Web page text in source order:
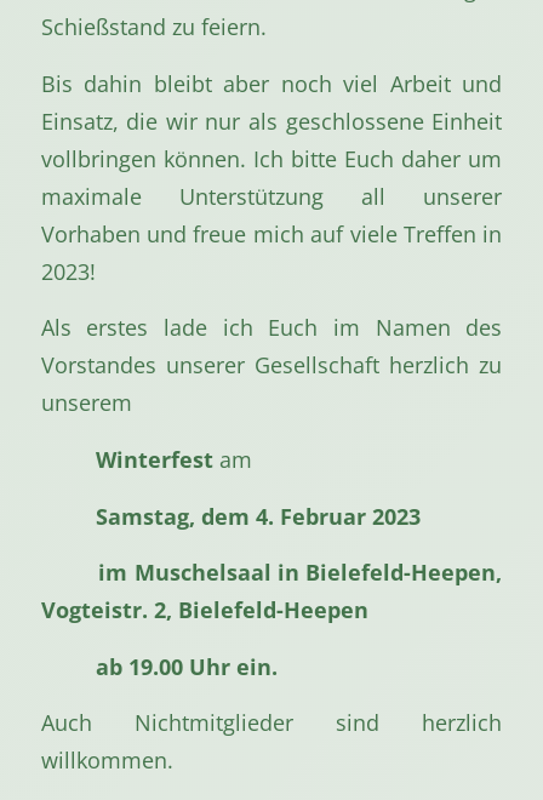
Schießstand zu feiern.
Bis dahin bleibt aber noch viel Arbeit und
Einsatz, die wir nur als geschlossene Einheit
vollbringen können. Ich bitte Euch daher um
maximale Unterstützung all unserer
Vorhaben und freue mich auf viele Treffen in
2023!
Als erstes lade ich Euch im Namen des
Vorstandes unserer Gesellschaft herzlich zu
unserem
Winterfest am
Samstag, dem 4. Februar 2023
im Muschelsaal in Bielefeld-Heepen,
Vogteistr. 2, Bielefeld-Heepen
ab 19.00 Uhr ein.
Auch Nichtmitglieder sind herzlich
willkommen.